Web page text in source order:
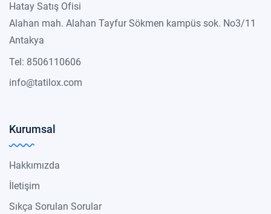
Hatay Satış Ofisi
Alahan mah. Alahan Tayfur Sökmen kampüs sok. No3/11
Antakya
Tel: 8506110606
info@tatilox.com
Kurumsal
Hakkımızda
İletişim
Sıkça Sorulan Sorular